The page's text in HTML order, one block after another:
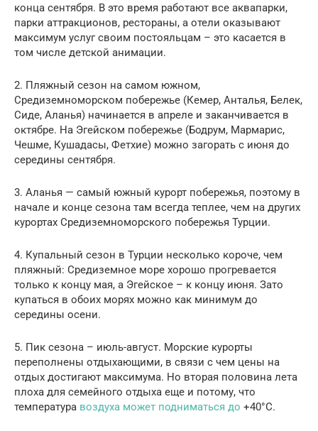
конца сентября. В это время работают все аквапарки,
парки аттракционов, рестораны, а отели оказывают
максимум услуг своим постояльцам – это касается в
том числе детской анимации.
2. Пляжный сезон на самом южном,
Средиземноморском побережье (Кемер, Анталья, Белек,
Сиде, Аланья) начинается в апреле и заканчивается в
октябре. На Эгейском побережье (Бодрум, Мармарис,
Чешме, Кушадасы, Фетхие) можно загорать с июня до
середины сентября.
3. Аланья — самый южный курорт побережья, поэтому в
начале и конце сезона там всегда теплее, чем на других
курортах Средиземноморского побережья Турции.
4. Купальный сезон в Турции несколько короче, чем
пляжный: Средиземное море хорошо прогревается
только к концу мая, а Эгейское – к концу июня. Зато
купаться в обоих морях можно как минимум до
середины осени.
5. Пик сезона – июль-август. Морские курорты
переполнены отдыхающими, в связи с чем цены на
отдых достигают максимума. Но вторая половина лета
плоха для семейного отдыха еще и потому, что
температура воздуха может подниматься до +40°С.